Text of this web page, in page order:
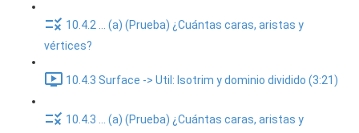
10.4.2 ... (a) (Prueba) ¿Cuántas caras, aristas y
vértices?
10.4.3 Surface -> Util: Isotrim y dominio dividido (3:21)
10.4.3 ... (a) (Prueba) ¿Cuántas caras, aristas y